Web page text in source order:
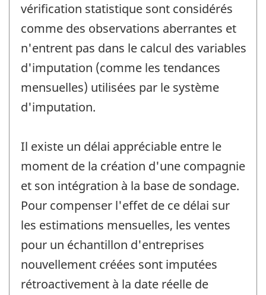
vérification statistique sont considérés
comme des observations aberrantes et
n'entrent pas dans le calcul des variables
d'imputation (comme les tendances
mensuelles) utilisées par le système
d'imputation.
Il existe un délai appréciable entre le
moment de la création d'une compagnie
et son intégration à la base de sondage.
Pour compenser l'effet de ce délai sur
les estimations mensuelles, les ventes
pour un échantillon d'entreprises
nouvellement créées sont imputées
rétroactivement à la date réelle de